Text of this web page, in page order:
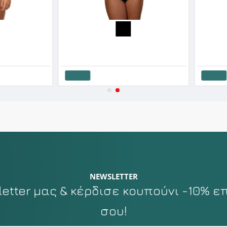
NEWSLETTER
μας & κέρδισε κουπούνι -10%
σου!